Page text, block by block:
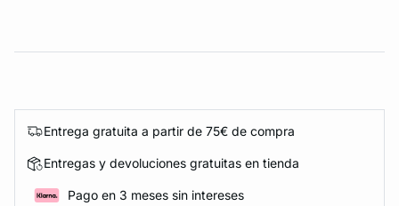
Entrega gratuita a partir de 75€ de compra
Entregas y devoluciones gratuitas en tienda
Pago en 3 meses sin intereses